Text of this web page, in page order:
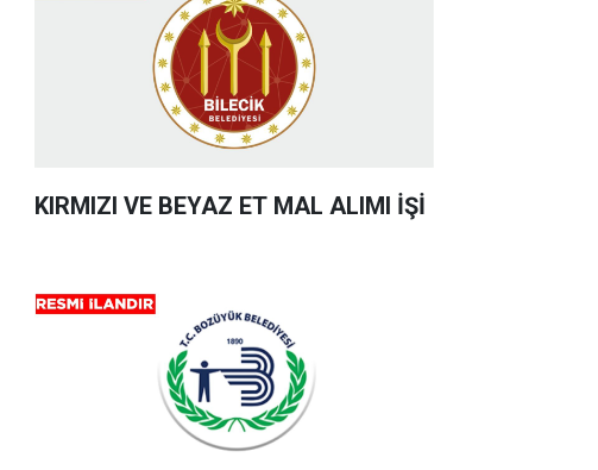
KIRMIZI VE BEYAZ ET MAL ALIMI İŞİ